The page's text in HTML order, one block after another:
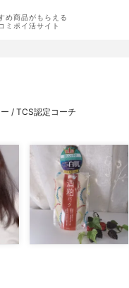
め商品がもらえる
ミポイ活サイト
/ TCS認定コーチ